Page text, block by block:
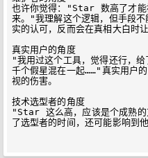
也许你觉得："Star 数高了才能
来。"我理解这个逻辑，但手段
实的认可，反而会在真相大白时
真实用户的角度
"我用过这个工具，觉得还行，
千个假星混在一起……"真实用户
视的伤害。
技术选型者的角度
"Star 这么高，应该是个成熟的
了选型者的时间，还可能影响到